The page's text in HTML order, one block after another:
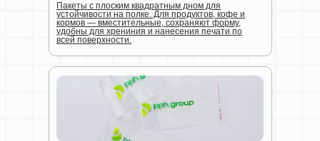
Пакеты с плоским квадратным дном для
устойчивости на полке. Для продуктов, кофе и
кормов — вместительные, сохраняют форму,
удобны для хрениния и нанесения печати по
всей поверхности.